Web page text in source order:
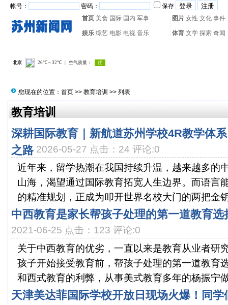
帐号： 密码：
保存
首页 美食 国际 国内 军事 图片 女性 文化 事件
娱乐 综艺 电影 电视 音乐 体育 文学 探索 奇闻
您现在的位置： 首页 >> 教育培训 >> 列表
教育培训
深耕国际教育｜新航道苏州学校4R教学体
之路 2026-05-27 点击：24 评论:0
近年来，留学热潮在我国持续升温，越来越多的
山海，渴望通过国际教育拓宽人生边界。而语言
的精准规划，正成为叩开世界名校大门的两把金
中西教育是家长帮孩子处理的第一道教育
2021-06-25 点击：123 评论:0
关于中西教育的优劣，一直以来是教育从业者研
孩子开始接受教育前，帮孩子处理的第一道教育
和西式教育的利弊，从事美式教育多年的杨振宁
天津美达菲国际学校开放日现场火爆！同